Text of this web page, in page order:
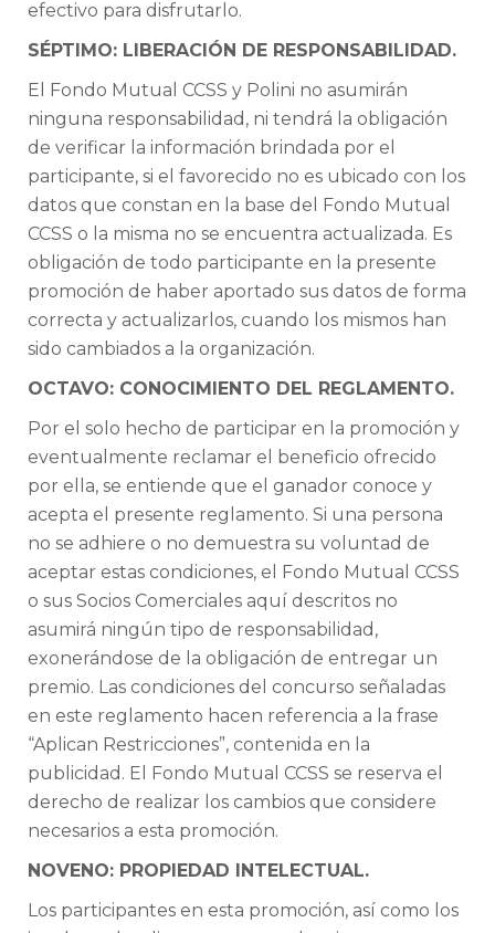
efectivo para disfrutarlo.
SÉPTIMO: LIBERACIÓN DE RESPONSABILIDAD.
El Fondo Mutual CCSS y Polini no asumirán
ninguna responsabilidad, ni tendrá la obligación
de verificar la información brindada por el
participante, si el favorecido no es ubicado con los
datos que constan en la base del Fondo Mutual
CCSS o la misma no se encuentra actualizada. Es
obligación de todo participante en la presente
promoción de haber aportado sus datos de forma
correcta y actualizarlos, cuando los mismos han
sido cambiados a la organización.
OCTAVO: CONOCIMIENTO DEL REGLAMENTO.
Por el solo hecho de participar en la promoción y
eventualmente reclamar el beneficio ofrecido
por ella, se entiende que el ganador conoce y
acepta el presente reglamento. Si una persona
no se adhiere o no demuestra su voluntad de
aceptar estas condiciones, el Fondo Mutual CCSS
o sus Socios Comerciales aquí descritos no
asumirá ningún tipo de responsabilidad,
exonerándose de la obligación de entregar un
premio. Las condiciones del concurso señaladas
en este reglamento hacen referencia a la frase
“Aplican Restricciones”, contenida en la
publicidad. El Fondo Mutual CCSS se reserva el
derecho de realizar los cambios que considere
necesarios a esta promoción.
NOVENO: PROPIEDAD INTELECTUAL.
Los participantes en esta promoción, así como los